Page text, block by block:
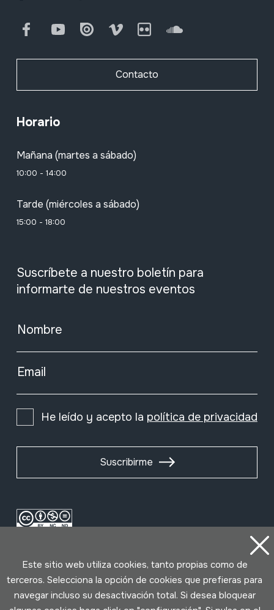
FacebookYoutube Issuu Vimeo Flickr SoundCloud
Contacto
Horario
Mañana (martes a sábado)
10:00 - 14:00
Tarde (miércoles a sábado)
15:00 - 18:00
Suscríbete a nuestro boletín para
informarte de nuestros eventos
Nombre
Email
He leído y acepto la política de privacidad
Suscribirme
Este sitio web utiliza cookies, tanto propias como de
terceros. Selecciona la opción de cookies que prefieras para
navegar incluso su desactivación total. Si desea bloquear